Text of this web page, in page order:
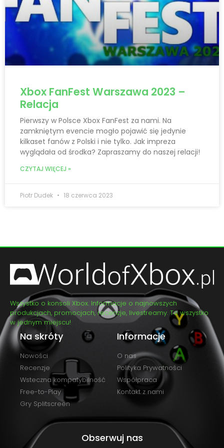
Xbox FanFest Warszawa 2023 –
Relacja
Pierwszy w Polsce Xbox FanFest za nami. Na
zamkniętym evencie mogło pojawić się jedynie
kilkaset fanów z Polski i nie tylko. Jak impreza
wyglądała od środka? Zapraszamy do naszej relacji!
CZYTAJ WIĘCEJ »
Piotr Dudek 18 czerwca 2023
Wszystko o konsoli Xbox. Informacje o najnowszych
produkcjach, promocjach, recenzje, livestreamy. To wszystko
w jednym miejscu!
Na skróty
Nowości
Recenzje
Wsteczna kompatybilność
Free-to-Play
Gry Splitscreen
Informacje
O nas
Polityka Prywatności
Współpraca
Kontakt z nami
Obserwuj nas